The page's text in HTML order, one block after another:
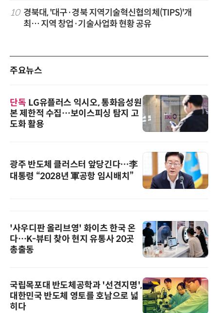
10 경북대, '대구·경북 지역기술혁신협의체(TIPS)'개
최… 지역 창업·기술사업화 현황 공유
주요뉴스
단독 LG유플러스 익시오, 통화음성원
본 제한적 수집…보이스피싱 탐지 고
도화 활용
광주 반도체 클러스터 앞당긴다…李
대통령 “2028년 軍공항 임시배치”
'사우디판 올리브영' 화이츠 한국 온
다…K-뷰티 찾아 현지 유통사 20곳
총출동
국립목포대 반도체공학과 '선견지명',
대한민국 반도체 영토를 호남으로 넓
히다